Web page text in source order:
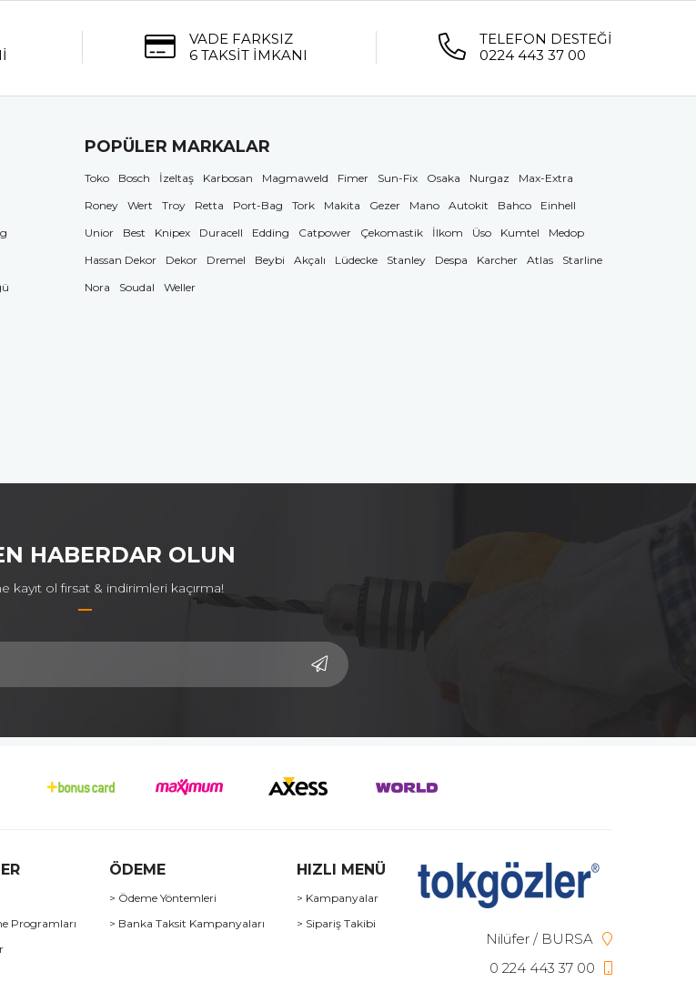
VADE FARKSIZ
6 TAKSİT İMKANI
TELEFON DESTEĞİ
0224 443 37 00
POPÜLER MARKALAR
Toko Bosch İzeltaş Karbosan Magmaweld Fimer Sun-Fix Osaka Nurgaz
Max-Extra
Roney
Wert Troy Retta Port-Bag Tork Makita Gezer Mano Autokit Bahco
Einhell
Unior
Best Knipex Duracell Edding Catpower Çekomastik İlkom Üso Kumtel
Medop
Hassan Dekor
Dekor Dremel Beybi Akçalı Lüdecke Stanley Despa Karcher Atlas
Starline
Nora
Soudal Weller
HABERDAR OLUN
kayıt ol fırsat & indirimleri kaçırma!
Programları
ÖDEME
> Ödeme Yöntemleri
> Banka Taksit Kampanyaları
HIZLI MENÜ
> Kampanyalar
> Sipariş Takibi
Nilüfer / BURSA
0 224 443 37 00